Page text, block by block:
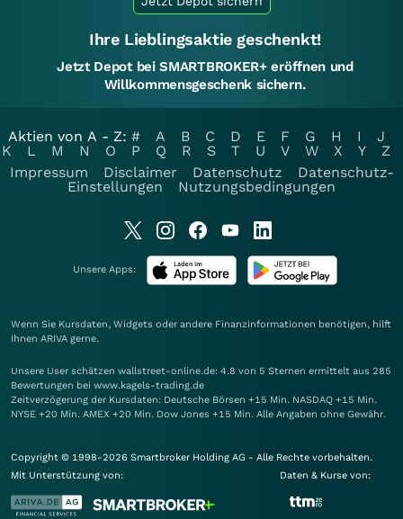
Ihre Lieblingsaktie geschenkt!
Jetzt Depot bei SMARTBROKER+ eröffnen und
Willkommensgeschenk sichern.
Aktien von A - Z: # A B C D E F G H I
J
K
L M N O P Q R S T U V W X Y
Z
Impressum
Disclaimer Datenschutz
Datenschutz-
Einstellungen
Nutzungsbedingungen
Unsere Apps:
Wenn Sie Kursdaten, Widgets oder andere Finanzinformationen benötigen, hilft
Ihnen ARIVA gerne.
Unsere User schätzen wallstreet-online.de: 4.8 von 5 Sternen ermittelt aus 285
Bewertungen bei www.kagels-trading.de
Zeitverzögerung der Kursdaten: Deutsche Börsen +15 Min. NASDAQ +15 Min.
NYSE +20 Min. AMEX +20 Min. Dow Jones +15 Min. Alle Angaben ohne Gewähr.
Copyright © 1998-2026 Smartbroker Holding AG - Alle Rechte vorbehalten.
Mit Unterstützung von:
Daten & Kurse von: